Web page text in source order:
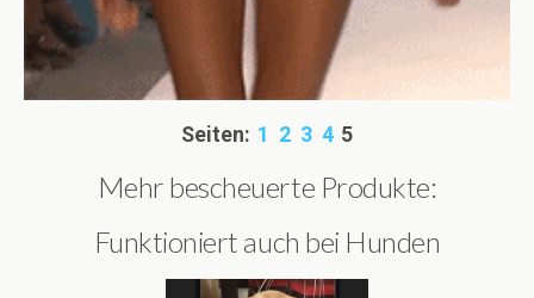
Seiten: 1 2 3 4 5
Mehr bescheuerte Produkte:
Funktioniert auch bei Hunden